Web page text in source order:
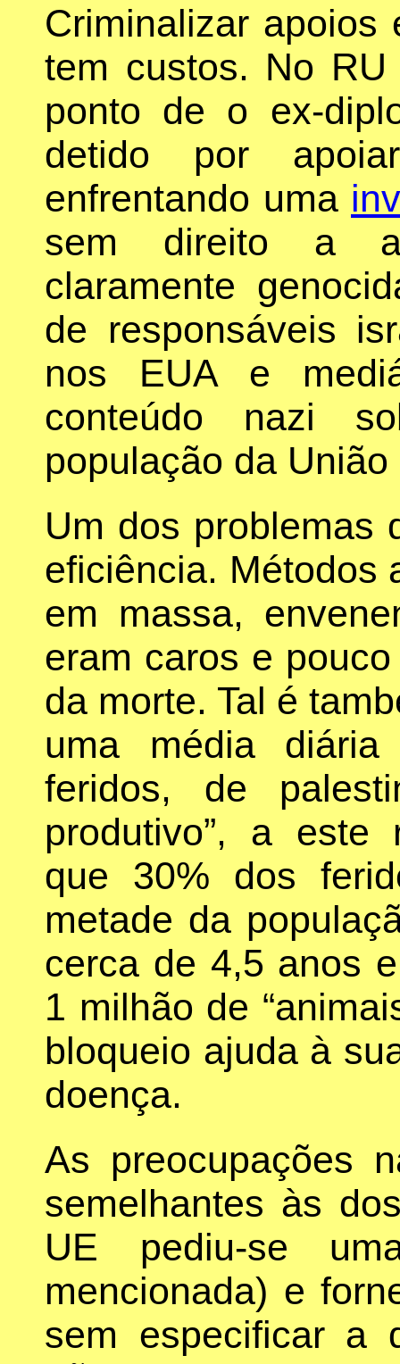
Criminalizar apoios
tem custos. No
ponto de o ex-
detido por
enfrentando uma
sem direito a
claramente
de responsáveis
nos EUA e
conteúdo nazi
população da
Um dos problemas
eficiência. Métodos
em massa,
eram caros e pouco
da morte. Tal é
uma média
feridos, de
produtivo”, a este
que 30% dos
metade da
cerca de 4,5 anos
1 milhão de
bloqueio ajuda à
doença.
As preocupações
semelhantes às
UE pediu-se
mencionada) e
sem especificar a